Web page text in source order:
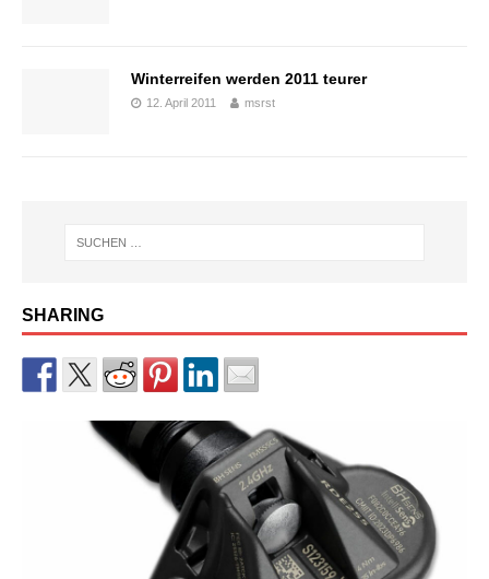
Winterreifen werden 2011 teurer
12. April 2011 msrst
SHARING